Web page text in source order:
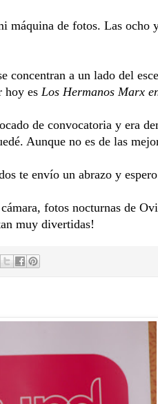
máquina de fotos. Las
concentran a un lado del
hoy es Los Hermanos Marx
de convocatoria y era
Aunque no es de las
te envío un abrazo y
fotos nocturnas de
muy divertidas!